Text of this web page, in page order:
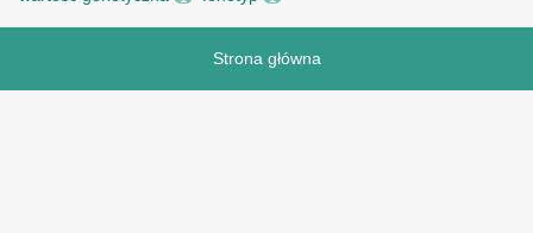
Strona główna